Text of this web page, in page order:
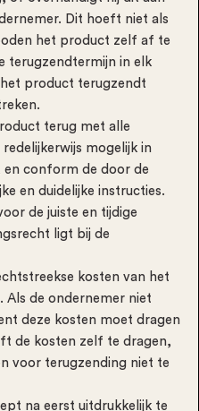
Dit hoeft niet als
het product zelf af te
terugzendtermijn in elk
product terugzendt
terug met alle
mogelijk in
en conform de door de
en duidelijke instructies.
de juiste en tijdige
ligt bij de
kosten van het
Als de ondernemer niet
deze kosten moet dragen
de kosten zelf te dragen,
voor terugzending niet te
na eerst uitdrukkelijk te